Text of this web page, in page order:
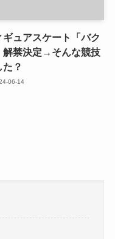
ギュアスケート「バク
解禁決定→そんな競技
た？
06-14